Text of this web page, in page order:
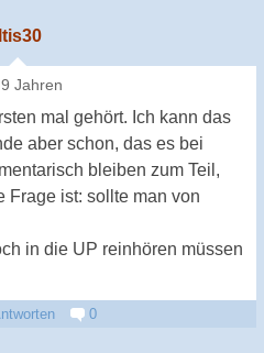
Jahren
mal gehört. Ich kann das
aber schon, das es bei
bleiben zum Teil,
Frage ist: sollte man von
in die UP reinhören müssen
0